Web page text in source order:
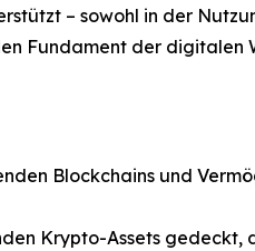
– sowohl in der
Fundament der
Blockchains und
Krypto-Assets